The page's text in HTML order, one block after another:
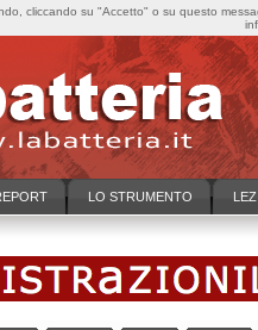
LO STRUMENTO
cliccando su "Accetto" o su questo